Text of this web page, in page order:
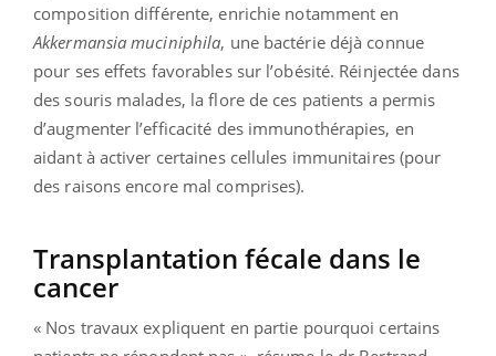
composition différente, enrichie notamment en
Akkermansia muciniphila, une bactérie déjà connue
pour ses effets favorables sur l’obésité. Réinjectée dans
des souris malades, la flore de ces patients a permis
d’augmenter l’efficacité des immunothérapies, en
aidant à activer certaines cellules immunitaires (pour
des raisons encore mal comprises).
Transplantation fécale dans le
cancer
« Nos travaux expliquent en partie pourquoi certains